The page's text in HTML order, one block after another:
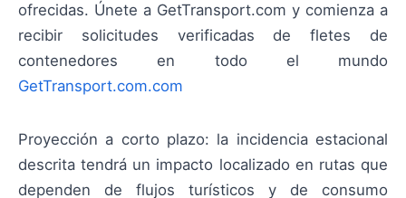
ofrecidas. Únete a GetTransport.com y comienza a
recibir solicitudes verificadas de fletes de
contenedores en todo el mundo
GetTransport.com.com
Proyección a corto plazo: la incidencia estacional
descrita tendrá un impacto localizado en rutas que
dependen de flujos turísticos y de consumo